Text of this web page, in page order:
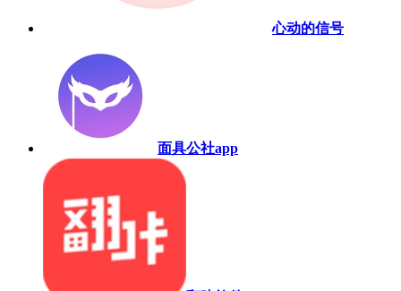
心动的信号
面具公社app